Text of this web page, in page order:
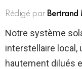
Rédigé par Bertrand
Notre système
interstellaire local,
hautement dilués